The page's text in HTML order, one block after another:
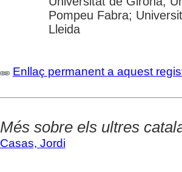
Pompeu Fabra;
Lleida
Enllaç permanent a aquest
Més sobre els ultres
Casas, Jordi